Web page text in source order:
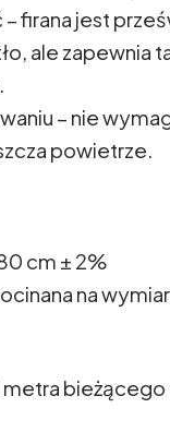
firana jest
ale zapewnia
– nie
powietrze.
cm ± 2%
na
bieżącego